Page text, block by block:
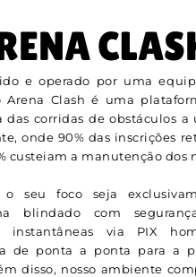
e operado por uma
Arena Clash é uma
das corridas de obstáculos
onde 90% das inscrições
custeiam a manutenção dos
o seu foco seja
blindado com
instantâneas via PIX
de ponta a ponta para a
disso, nosso ambiente